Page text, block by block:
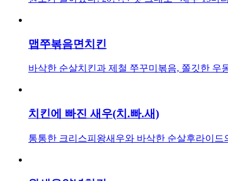
맵쭈볶음면치킨
바삭한 순살치킨과 제철 쭈꾸미볶음, 쫄깃한 우
치킨에 빠진 새우(치.빠.새)
통통한 크리스피왕새우와 바삭한 순살후라이